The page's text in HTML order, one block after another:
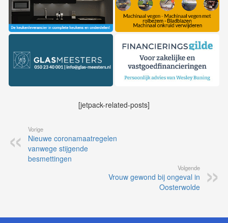
[jetpack-related-posts]
Vorige
Nieuwe coronamaatregelen
vanwege stijgende
besmettingen
Volgende
Vrouw gewond bij ongeval in
Oosterwolde